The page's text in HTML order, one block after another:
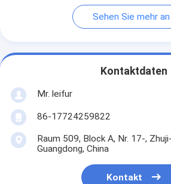
Sehen Sie mehr an
Kontaktdaten
Mr. leifur
86-17724259822
Raum 509, Block A, Nr. 17-,
Guangdong, China
Kontakt